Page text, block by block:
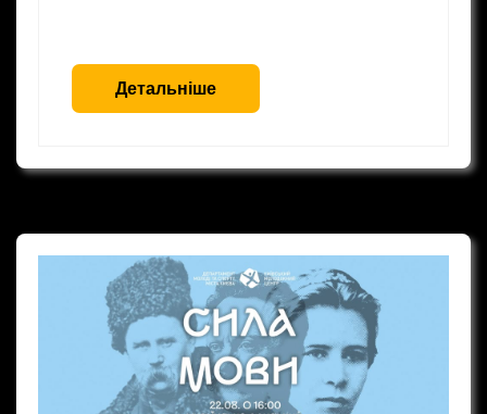
Детальніше